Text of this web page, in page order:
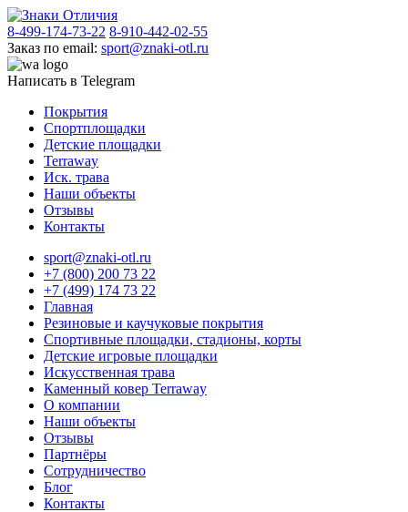
8-499-174-73-22 8-910-442-02-55
Заказ по email: sport@znaki-otl.ru
Написать в Telegram
Покрытия
Спортплощадки
Детские площадки
Terraway
Иск. трава
Наши объекты
Отзывы
Контакты
sport@znaki-otl.ru
+7 (800) 200 73 22
+7 (499) 174 73 22
Главная
Резиновые и каучуковые покрытия
Спортивные площадки, стадионы, корты
Детские игровые площадки
Искусственная трава
Каменный ковер Terraway
О компании
Наши объекты
Отзывы
Партнёры
Сотрудничество
Блог
Контакты